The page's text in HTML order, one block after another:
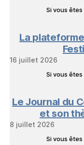
Si vous
La
16 juillet 2026
Si vous
Le Journal du
et son
8 juillet 2026
Si vous